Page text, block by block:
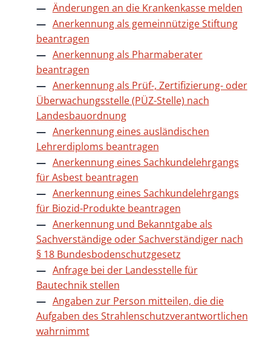
Änderungen an die Krankenkasse melden
Anerkennung als gemeinnützige Stiftung
beantragen
Anerkennung als Pharmaberater
beantragen
Anerkennung als Prüf-, Zertifizierung- oder
Überwachungsstelle (PÜZ-Stelle) nach
Landesbauordnung
Anerkennung eines ausländischen
Lehrerdiploms beantragen
Anerkennung eines Sachkundelehrgangs
für Asbest beantragen
Anerkennung eines Sachkundelehrgangs
für Biozid-Produkte beantragen
Anerkennung und Bekanntgabe als
Sachverständige oder Sachverständiger nach
§ 18 Bundesbodenschutzgesetz
Anfrage bei der Landesstelle für
Bautechnik stellen
Angaben zur Person mitteilen, die die
Aufgaben des Strahlenschutzverantwortlichen
wahrnimmt